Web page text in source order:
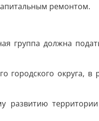
ремонтом.
группа должна
округа, в
развитию